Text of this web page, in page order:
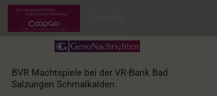
BVR Machtspiele bei der VR-Bank Bad
Salzungen Schmalkalden.